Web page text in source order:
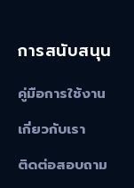
การสนับสนุน
คู่มือการใช้งาน
เกี่ยวกับเรา
ติดต่อสอบถาม